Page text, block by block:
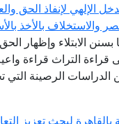
لإنفاذ الحق
والاستخلاف بالأخذ
بسنن الابتلاء وإظهار
قراءة التراث قراءة
الدراسات الرصينة
بالقاهرة لبحث تعزيز